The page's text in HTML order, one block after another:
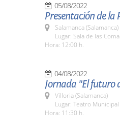
05/08/2022
Presentación de la
Salamanca (Salamanca)
Lugar: Sala de las
Hora: 12:00 h.
04/08/2022
Jornada "El futuro
Villoria (Salamanca)
Lugar: Teatro Municipal
Hora: 11:30 h.